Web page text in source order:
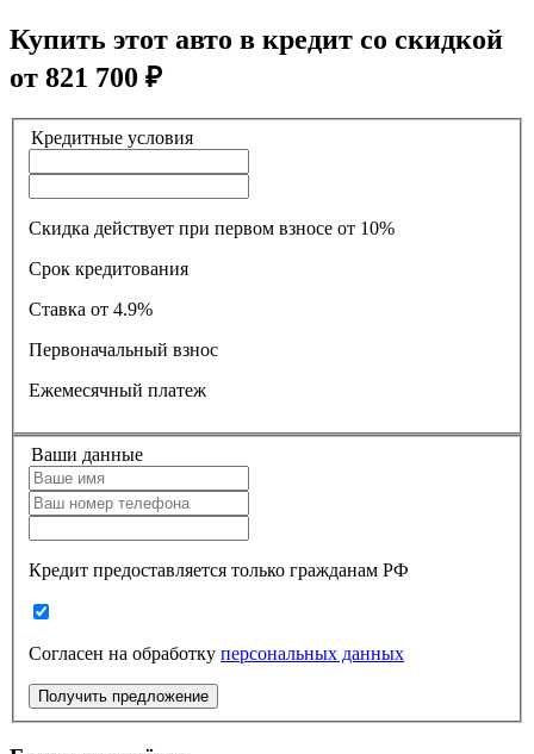
Купить этот авто в кредит со скидкой
от 821 700 ₽
Кредитные условия
Скидка действует при первом взносе от 10%
Срок кредитования
Ставка
от 4.9%
Первоначальный взнос
Ежемесячный платеж
Ваши данные
Кредит предоставляется только гражданам РФ
Согласен на обработку персональных данных
Получить предложение